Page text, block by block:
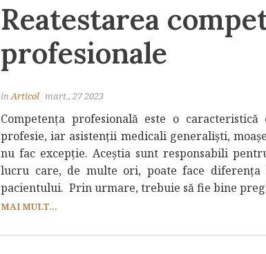
Reatestarea
profesionale
inArticol mart., 27 2023
Competența profesională este o
profesie, iar asistenții medicali generaliști,
nu fac excepție. Aceștia sunt responsabili
lucru care, de multe ori, poate face
pacientului. Prin urmare, trebuie să fie bine
MAI MULT...